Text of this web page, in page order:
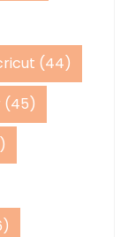
(44)
(45)